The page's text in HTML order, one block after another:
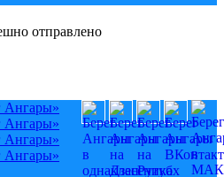
отправлено